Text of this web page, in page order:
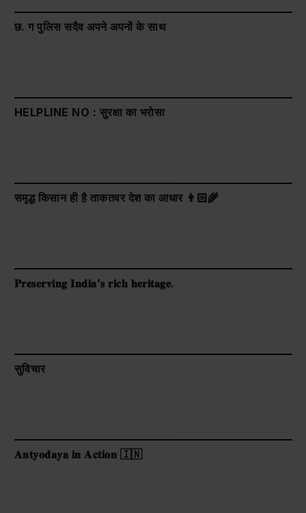
छ. ग पुलिस सदैव अपने अपनों के साथ
HELPLINE NO : सुरक्षा का भरोसा
समृद्ध किसान ही है ताकतवर देश का आधार 👨🏻‍🌾
𝐏𝐫𝐞𝐬𝐞𝐫𝐯𝐢𝐧𝐠 𝐈𝐧𝐝𝐢𝐚’𝐬 𝐫𝐢𝐜𝐡 𝐡𝐞𝐫𝐢𝐭𝐚𝐠𝐞.
सुविचार
𝐀𝐧𝐭𝐲𝐨𝐝𝐚𝐲𝐚 𝐢𝐧 𝐀𝐜𝐭𝐢𝐨𝐧 🇮🇳